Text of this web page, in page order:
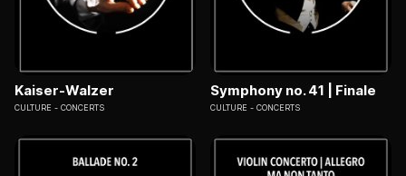
Kaiser-Walzer
CULTURE CONCERTS
Symphony no. 41 | Finale
CULTURE CONCERTS